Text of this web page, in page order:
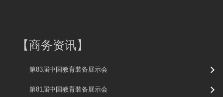
【商务资讯】
第83届中国教育装备展示会
第81届中国教育装备展示会